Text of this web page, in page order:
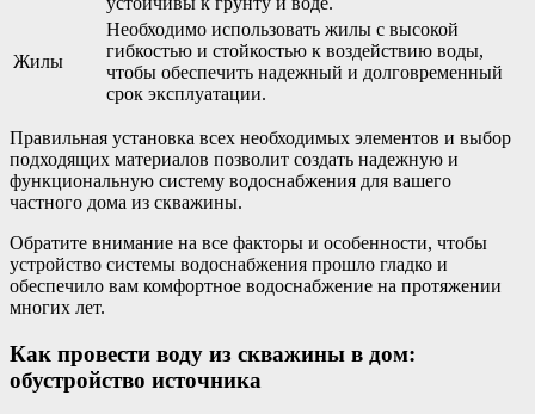
Жилы
Необходимо использовать жилы с высокой
гибкостью и стойкостью к воздействию воды,
чтобы обеспечить надежный и долговременный
срок эксплуатации.
Правильная установка всех необходимых элементов и выбор
подходящих материалов позволит создать надежную и
функциональную систему водоснабжения для вашего
частного дома из скважины.
Обратите внимание на все факторы и особенности, чтобы
устройство системы водоснабжения прошло гладко и
обеспечило вам комфортное водоснабжение на протяжении
многих лет.
Как провести воду из скважины в дом:
обустройство источника